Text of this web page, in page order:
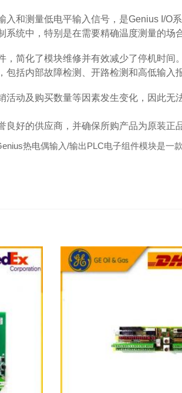
入和测量低电平输入信号，是Genius I/O
系统中，特别是在需要精确温度测量的场合
，简化了模块维修并有效减少了停机时间。
包括内部故障检测、开路检测和高低输入
活动及购买数量等因素发生变化，因此
良好的供应商，并确保所购产品为原装正
热电偶输入/输出PLC电子组件模块是